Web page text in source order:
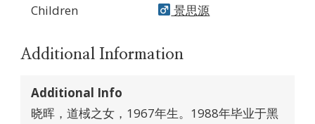
Children 景思源
Additional Information
Additional Info
晓晖，道棫之女，1967年生。1988年毕业于黑